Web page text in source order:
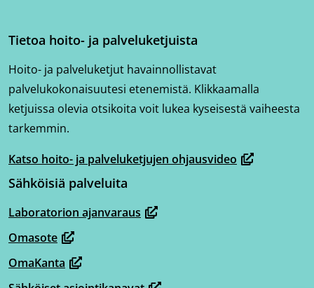
Tietoa hoito- ja palveluketjuista
Hoito- ja palveluketjut havainnollistavat
palvelukokonaisuutesi etenemistä. Klikkaamalla
ketjuissa olevia otsikoita voit lukea kyseisestä vaiheesta
tarkemmin.
Katso hoito- ja palveluketjujen ohjausvideo
(avautuu
uuteen
ikkunaan,
toiseen
palveluun)
Sähköisiä palveluita
Laboratorion ajanvaraus
(avautuu
uuteen
ikkunaan,
siirryt
Omasote
(avautuu
uuteen
OmaKanta
(avautuu